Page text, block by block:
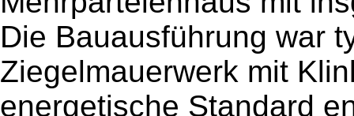
Die Bauausführung war
Ziegelmauerwerk mit
energetische Standard